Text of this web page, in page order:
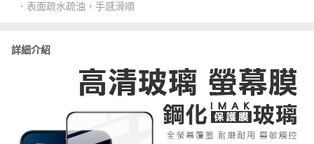
．表面疏水疏油，手感滑順
詳細介紹